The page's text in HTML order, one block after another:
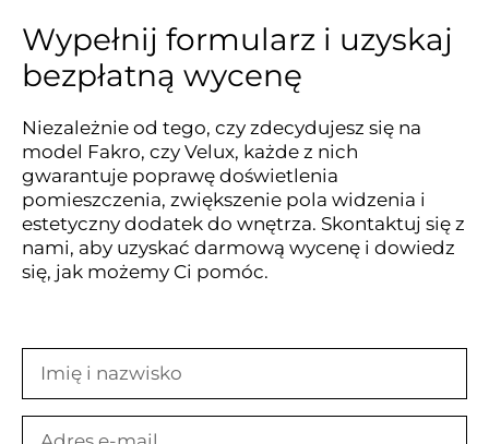
Wypełnij formularz i uzyskaj
bezpłatną wycenę
Niezależnie od tego, czy zdecydujesz się na
model Fakro, czy Velux, każde z nich
gwarantuje poprawę doświetlenia
pomieszczenia, zwiększenie pola widzenia i
estetyczny dodatek do wnętrza. Skontaktuj się z
nami, aby uzyskać darmową wycenę i dowiedz
się, jak możemy Ci pomóc.